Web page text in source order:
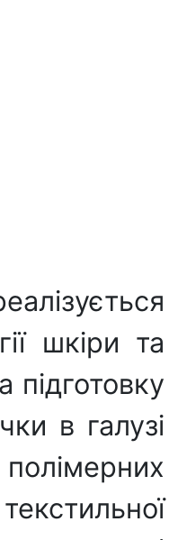
шкіри та
підготовку
в галузі